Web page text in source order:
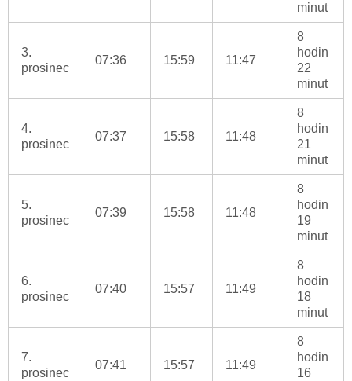
minut
3.
prosinec
07:36 15:59 11:47
8
hodin
22
minut
4.
prosinec
07:37 15:58 11:48
8
hodin
21
minut
5.
prosinec
07:39 15:58 11:48
8
hodin
19
minut
6.
prosinec
07:40 15:57 11:49
8
hodin
18
minut
7.
prosinec
07:41 15:57 11:49
8
hodin
16